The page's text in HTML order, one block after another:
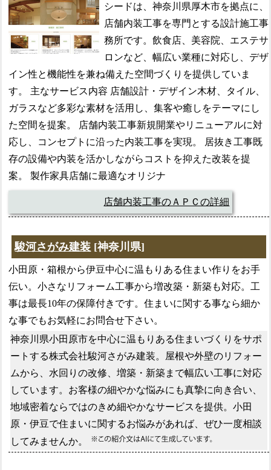
シードは、神奈川県厚木市を拠点に、
店舗内装工事を専門とする設計施工事
務所です。飲食店、美容院、エステサ
ロンなど、幅広い業種に対応し、デザ
イン性と機能性を兼ね備えた空間づくりを提供していま
す。 主なサービス内容 店舗設計・デザイン木材、タイル、
ガラスなど多彩な素材を活用し、集客や癒しをテーマにし
た空間を提案。 店舗内装工事新規開業やリニューアルに対
応し、コンセプトに沿った内装工事を実現。 居抜き工事既
存の設備や内装を活かしながらコストを抑えた改装を提
案。 製作家具店舗に最適なオリジナ
店舗内装工事のＡＰＣの詳細
駿河さがみ建装 [神奈川県]
小田原・箱根から伊豆中心に温もりある住まい作りをお手
伝い。小さなリフォーム工事から増改築・新築も対応。工
事は最長10年の保障付きです。住まいに関する事なら細か
な事でもお気軽にお問合せ下さい。
神奈川県小田原市を中心に温もりある住まいづくりをサポ
ートする株式会社駿河さがみ建装。屋根や外壁のリフォー
ムから、水回りの改修、増築・新築まで幅広い工事に対応
しています。お客様の細やかな悩みにも真摯に向き合い、
地域密着ならではのきめ細やかなサービスを提供。小田
原・伊豆で住まいに関するお悩みがあれば、ぜひ一度相談
してみませんか。